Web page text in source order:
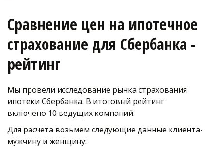
Сравнение цен на ипотечное
страхование для Сбербанка -
рейтинг
Мы провели исследование рынка страхования
ипотеки Сбербанка. В итоговый рейтинг
включено 10 ведущих компаний.
Для расчета возьмем следующие данные клиента-
мужчину и женщину: